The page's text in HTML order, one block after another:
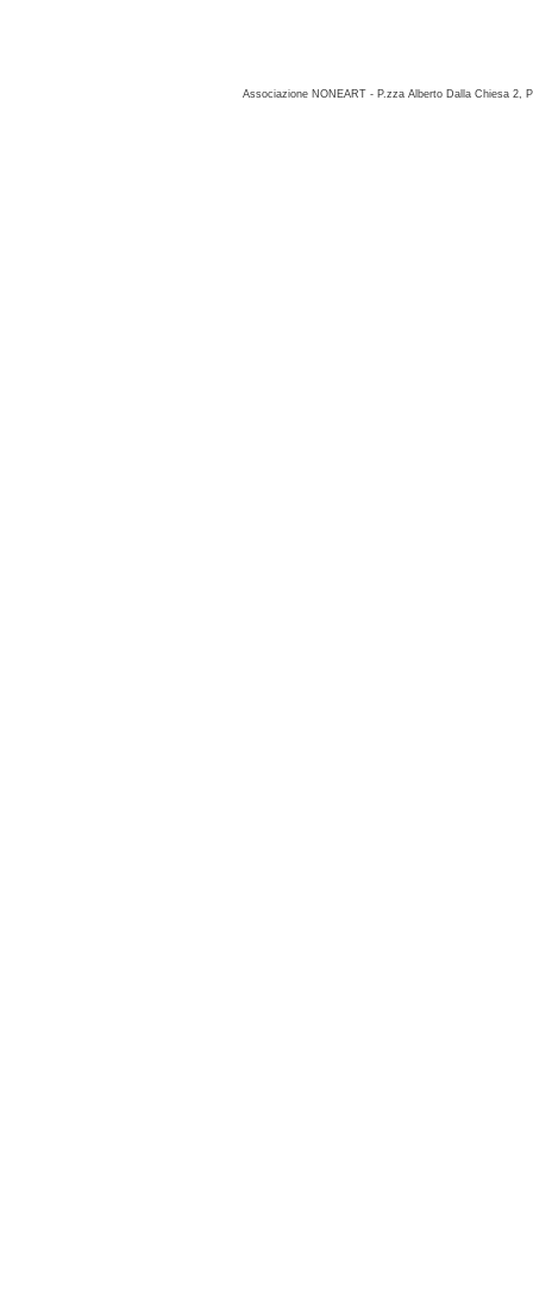
Associazione NONEART - P.zza Alberto Dalla Chiesa 2,